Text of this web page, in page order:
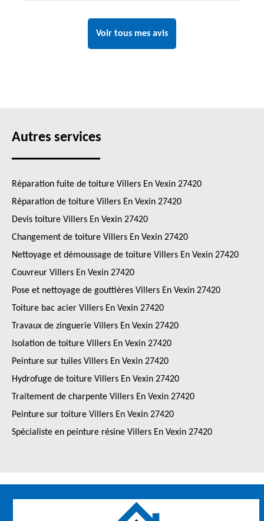
Voir tous mes avis
Autres services
Réparation fuite de toiture Villers En Vexin 27420
Réparation de toiture Villers En Vexin 27420
Devis toiture Villers En Vexin 27420
Changement de toiture Villers En Vexin 27420
Nettoyage et démoussage de toiture Villers En Vexin 27420
Couvreur Villers En Vexin 27420
Pose et nettoyage de gouttières Villers En Vexin 27420
Toiture bac acier Villers En Vexin 27420
Travaux de zinguerie Villers En Vexin 27420
Isolation de toiture Villers En Vexin 27420
Peinture sur tuiles Villers En Vexin 27420
Hydrofuge de toiture Villers En Vexin 27420
Traitement de charpente Villers En Vexin 27420
Peinture sur toiture Villers En Vexin 27420
Spécialiste en peinture résine Villers En Vexin 27420